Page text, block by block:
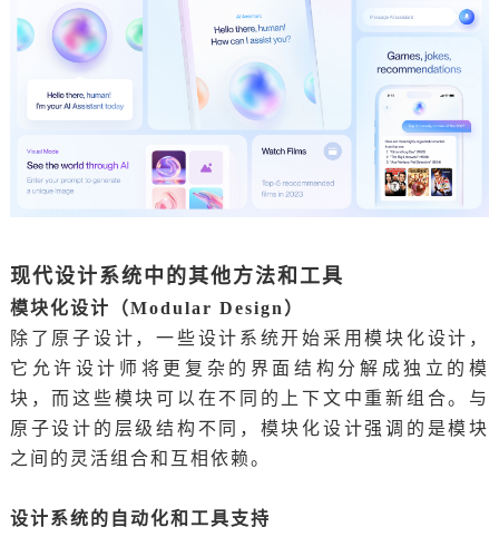
现代设计系统中的其他方法和工具
模块化设计（Modular Design）
除了原子设计，一些设计系统开始采用模块化设计，
它允许设计师将更复杂的界面结构分解成独立的模
块，而这些模块可以在不同的上下文中重新组合。与
原子设计的层级结构不同，模块化设计强调的是模块
之间的灵活组合和互相依赖。
设计系统的自动化和工具支持